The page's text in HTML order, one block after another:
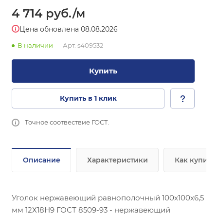
4 714 руб./м
Цена обновлена 08.08.2026
В наличии Арт. s409532
Купить
Купить в 1 клик
Точное соотвествие ГОСТ.
Описание Характеристики Как купить
Уголок нержавеющий равнополочный 100х100х6,5
мм 12Х18Н9 ГОСТ 8509-93 - нержавеющий